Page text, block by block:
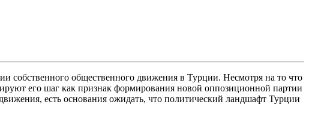
общественного движения в Турции. Несмотря на то что
его шаг как признак формирования новой оппозиционной партии
есть основания ожидать, что политический ландшафт Турции